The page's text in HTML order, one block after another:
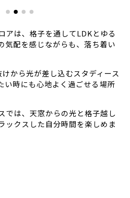
アは、格子を通してLDKとゆる
気配を感じながらも、落ち着い
から光が差し込むスタディース
い時にも心地よく過ごせる場所
では、天窓からの光と格子越し
ックスした自分時間を楽しめま